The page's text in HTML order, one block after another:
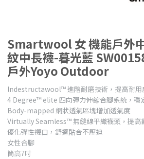
Smartwool 女 機能戶外
紋中長襪-暮光藍
戶外Yoyo Outdoor
lndestructawool™ 進階耐磨技術，提高耐用
4 Degree™ elite 四向彈力伸縮合腳系統，穩
Body-mapped 網狀透氣區塊增加透氣度
Virtually Seamless™ 無縫線平織襪頭，提高
優化彈性襪口，舒適貼合不壓迫
女性合腳
筒高7吋